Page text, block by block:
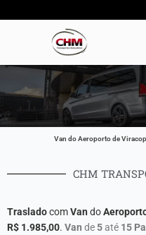
para
Van do Aeroporto de
CHM
TrasladocomVan do
R$ 1.985,00. Van de5até 15